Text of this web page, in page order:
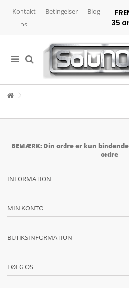
Betingelser Blog
Kontakt
os
35
BEMÆRK: Din ordre er kun
ordre
INFORMATION
MIN KONTO
BUTIKSINFORMATION
FØLG OS